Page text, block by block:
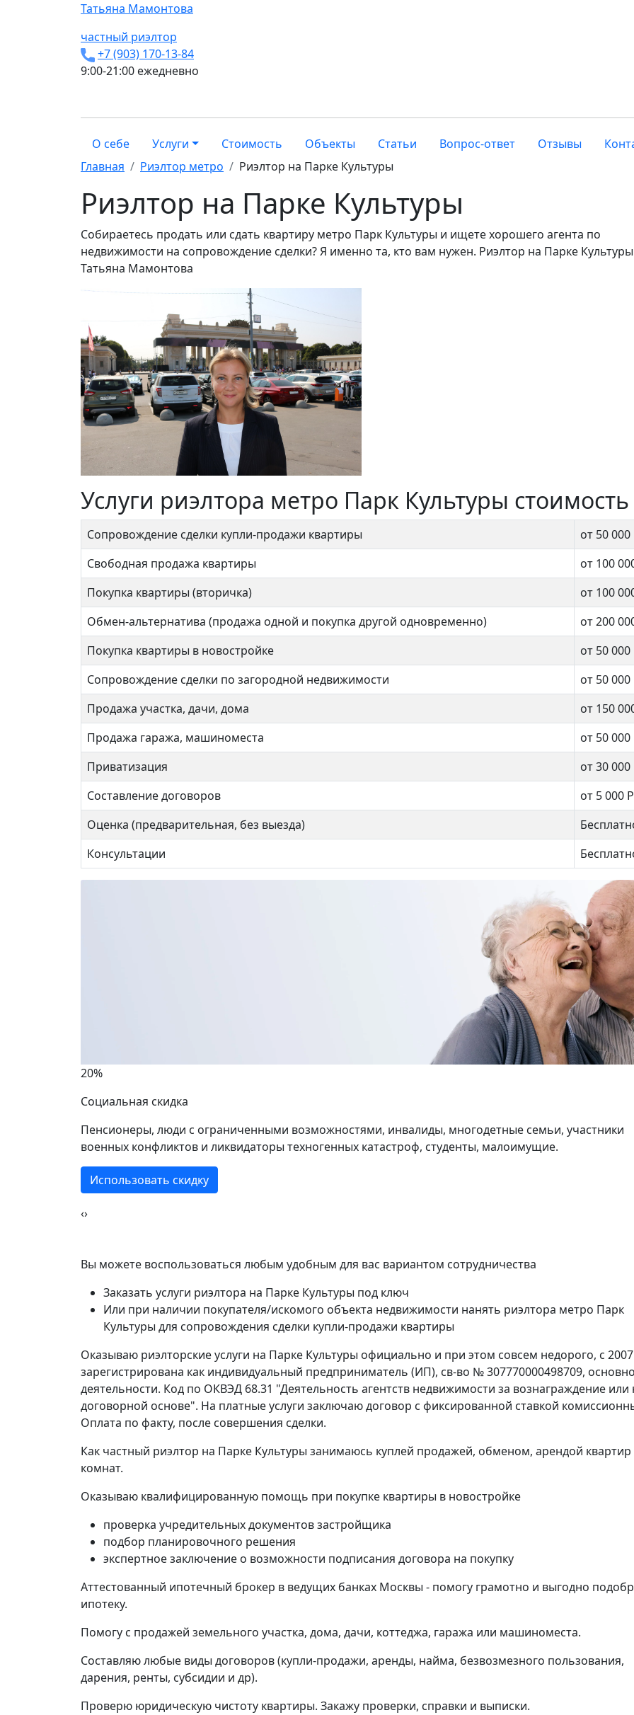
Татьяна Мамонтова
частный риэлтор
+7 (903) 170-13-84
9:00-21:00 ежедневно
О себе Услуги Стоимость Объекты Статьи Вопрос-ответ Отзывы
Главная
Риэлтор метро Риэлтор на Парке Культуры
Риэлтор на Парке Культуры
Собираетесь продать или сдать квартиру метро Парк Культуры и ищете хорошего агента по
недвижимости на сопровождение сделки? Я именно та, кто вам нужен. Риэлтор на Парке
Татьяна Мамонтова
Услуги риэлтора метро Парк Культуры стоимость
Сопровождение сделки купли-продажи квартиры
от 50 000
Свободная продажа квартиры
от 100
Покупка квартиры (вторичка)
от 100
Обмен-альтернатива (продажа одной и покупка другой одновременно)
от 200
Покупка квартиры в новостройке
от 50 000
Сопровождение сделки по загородной недвижимости
от 50 000
Продажа участка, дачи, дома
от 150
Продажа гаража, машиноместа
от 50 000
Приватизация
от 30 000
Составление договоров
от 5 000 Р
Оценка (предварительная, без выезда)
Консультации
20%
Социальная скидка
Пенсионеры, люди с ограниченными возможностями, инвалиды, многодетные семьи, участники
военных конфликтов и ликвидаторы техногенных катастроф, студенты, малоимущие.
Использовать скидку
‹›
Вы можете воспользоваться любым удобным для вас вариантом сотрудничества
Заказать услуги риэлтора на Парке Культуры под ключ
Или при наличии покупателя/искомого объекта недвижимости нанять риэлтора метро Парк
Культуры для сопровождения сделки купли-продажи квартиры
Оказываю риэлторские услуги на Парке Культуры официально и при этом совсем недорого, с 2007
зарегистрирована как индивидуальный предприниматель (ИП), св-во № 307770000498709,
деятельности. Код по ОКВЭД 68.31 "Деятельность агентств недвижимости за вознаграждение или
договорной основе". На платные услуги заключаю договор с фиксированной ставкой
Оплата по факту, после совершения сделки.
Как частный риэлтор на Парке Культуры занимаюсь куплей продажей, обменом, арендой квартир
комнат.
Оказываю квалифицированную помощь при покупке квартиры в новостройке
проверка учредительных документов застройщика
подбор планировочного решения
экспертное заключение о возможности подписания договора на покупку
Аттестованный ипотечный брокер в ведущих банках Москвы - помогу грамотно и выгодно
ипотеку.
Помогу с продажей земельного участка, дома, дачи, коттеджа, гаража или машиноместа.
Составляю любые виды договоров (купли-продажи, аренды, найма, безвозмезного пользования,
дарения, ренты, субсидии и др).
Проверю юридическую чистоту квартиры. Закажу проверки, справки и выписки.
16 500 000 ₽ 56 000 000 ₽
Деловой центр
2 комнат